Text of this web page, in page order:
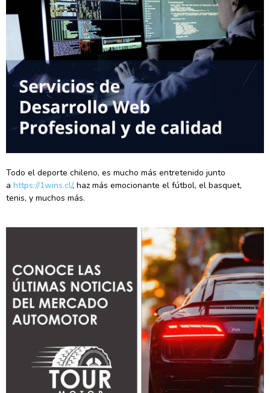
Todo el deporte chileno, es mucho más entretenido junto
a https://1wins.cl/, haz más emocionante el fútbol, el basquet,
tenis, y muchos más.